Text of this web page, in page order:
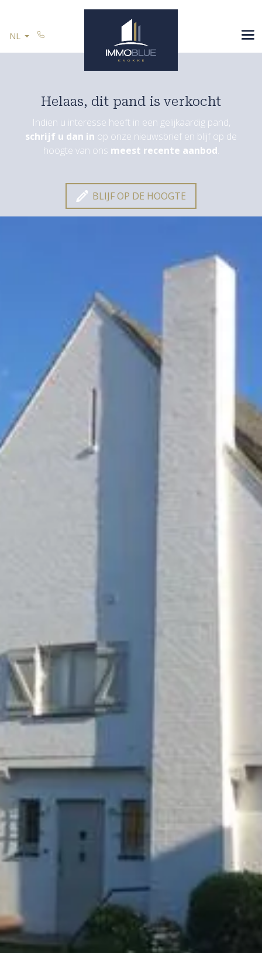
Menu overslaan en naar de inhoud gaan
NL
Blijf op de hoogte
SPANJE
U VERKOOPT
REFERENTIES
CONTACT
Helaas, dit pand is verkocht
Indien u interesse heeft in een gelijkaardig pand,
schrijf u dan in op onze nieuwsbrief en blijf op de
hoogte van ons meest recente aanbod.
BLIJF OP DE HOOGTE